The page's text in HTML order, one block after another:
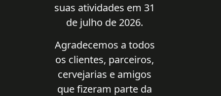
suas atividades em 31
de julho de 2026.
Agradecemos a todos
os clientes, parceiros,
cervejarias e amigos
que fizeram parte da